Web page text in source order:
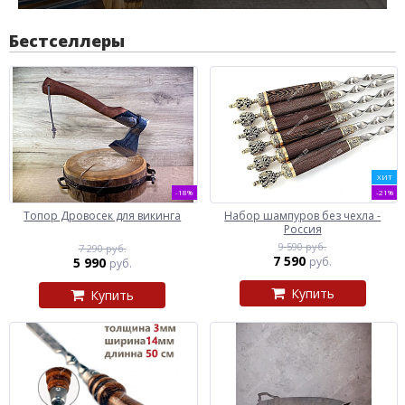
Бестселлеры
-18%
Топор Дровосек для викинга
7 290 руб.
5 990 руб.
Купить
ХИТ
-21%
Набор шампуров без чехла -
Россия
9 590 руб.
7 590 руб.
Купить